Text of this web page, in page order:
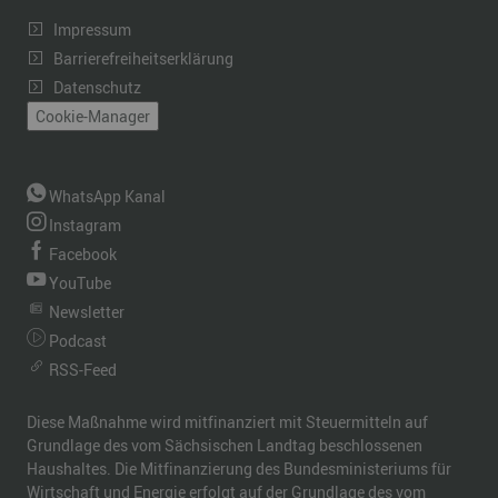
Impressum
Barrierefreiheitserklärung
Datenschutz
Cookie-Manager
WhatsApp Kanal
Instagram
Facebook
YouTube
Newsletter
Podcast
RSS-Feed
Diese Maßnahme wird mitfinanziert mit Steuermitteln auf
Grundlage des vom Sächsischen Landtag beschlossenen
Haushaltes. Die Mitfinanzierung des Bundesministeriums für
Wirtschaft und Energie erfolgt auf der Grundlage des vom